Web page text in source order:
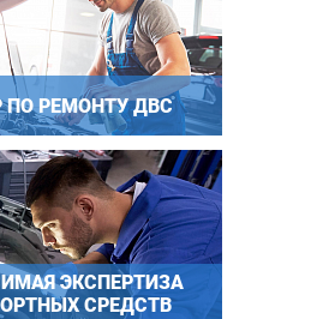
ПО РЕМОНТУ ДВС
ЭКСПЕРТИЗА
СРЕДСТВ